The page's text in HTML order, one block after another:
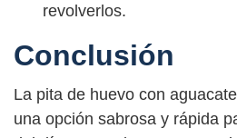
revolverlos.
Conclusión
La pita de huevo con
una opción sabrosa y rápida